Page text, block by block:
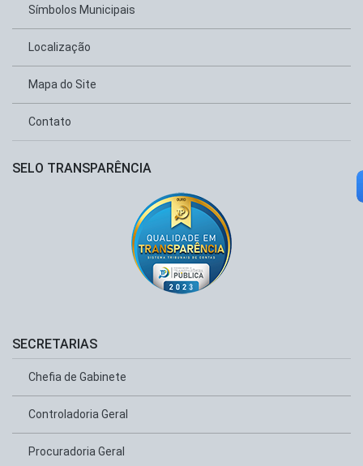
Símbolos Municipais
Localização
Mapa do Site
Contato
SELO TRANSPARÊNCIA
SECRETARIAS
Chefia de Gabinete
Controladoria Geral
Procuradoria Geral